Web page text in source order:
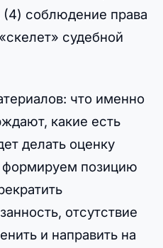
(4) соблюдение права
судебной
что именно
какие есть
делать оценку
формируем позицию
отсутствие
и направить на